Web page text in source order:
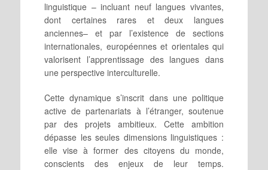
linguistique – incluant neuf langues vivantes,
dont certaines rares et deux langues
anciennes– et par l’existence de sections
internationales, européennes et orientales qui
valorisent l’apprentissage des langues dans
une perspective interculturelle.
Cette dynamique s’inscrit dans une politique
active de partenariats à l’étranger, soutenue
par des projets ambitieux. Cette ambition
dépasse les seules dimensions linguistiques :
elle vise à former des citoyens du monde,
conscients des enjeux de leur temps.